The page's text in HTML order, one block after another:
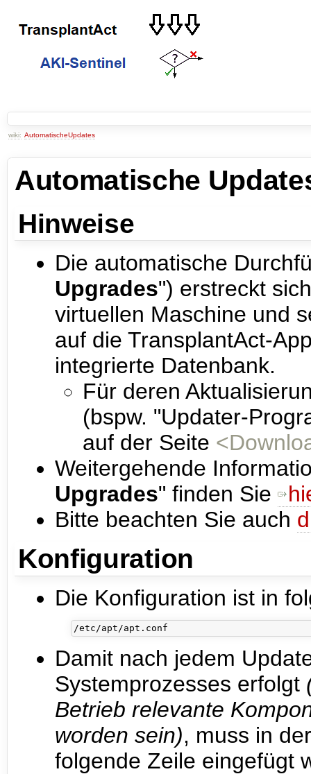
wiki: AutomatischeUpdates
Automatische
Hinweise
Die automatische
Upgrades") erstreckt
virtuellen Maschine und
auf die TransplantAct-
integrierte Datenbank.
Für deren
(bspw. "Updater-
auf der Seite
Weitergehende
Upgrades" finden Sie
Bitte beachten Sie auch
Konfiguration
Die Konfiguration ist in
Damit nach jedem
Systemprozesses erfolgt
Betrieb relevante
worden sein), muss in
folgende Zeile eingefügt